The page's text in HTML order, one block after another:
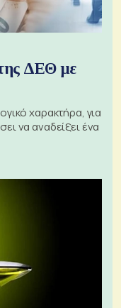
ΔΕΘ με
χαρακτήρα, για
να αναδείξει ένα